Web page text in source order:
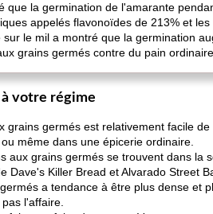
que la germination de l'amarante
appelés flavonoïdes de 213% et les
sur le mil a montré que la germination
grains germés contre du pain
à votre régime
grains germés est relativement facile
même dans une épicerie ordinaire.
aux grains germés se trouvent dans la
Dave's Killer Bread et Alvarado Street
a tendance à être plus dense et
l'affaire.